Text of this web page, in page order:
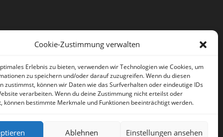
Cookie-Zustimmung verwalten
Erlebnis zu bieten, verwenden wir Technologien wie Cookies, um
zu speichern und/oder darauf zuzugreifen. Wenn du diesen
zustimmst, können wir Daten wie das Surfverhalten oder eindeutige IDs
verarbeiten. Wenn du deine Zustimmung nicht erteilst oder
können bestimmte Merkmale und Funktionen beeinträchtigt werden.
Ablehnen Einstellungen ansehen